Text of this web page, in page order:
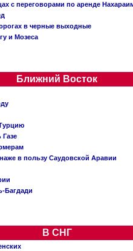
с переговорами по аренде
в черные выходные
и Мозеса
Ближний Восток
в пользу Саудовской Аравии
Багдади
В СНГ